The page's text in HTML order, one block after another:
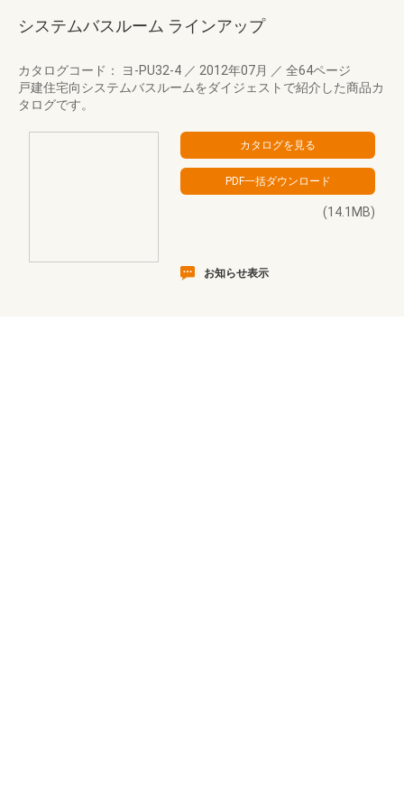
システムバスルーム ラインアップ
カタログコード： ヨ-PU32-4 ／ 2012年07月 ／ 全64ページ
戸建住宅向システムバスルームをダイジェストで紹介した商品カ
タログです。
(14.1MB)
お知らせ表示